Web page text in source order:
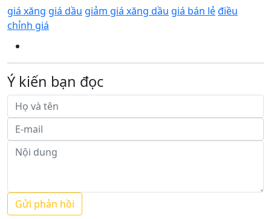
giá xăng giá dầu giảm giá xăng dầu giá bán lẻđiều
chỉnh giá
Ý kiến bạn đọc